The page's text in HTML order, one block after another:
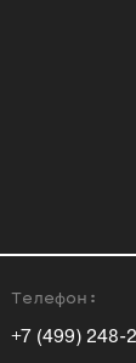
Телефон:
+7 (499) 248-